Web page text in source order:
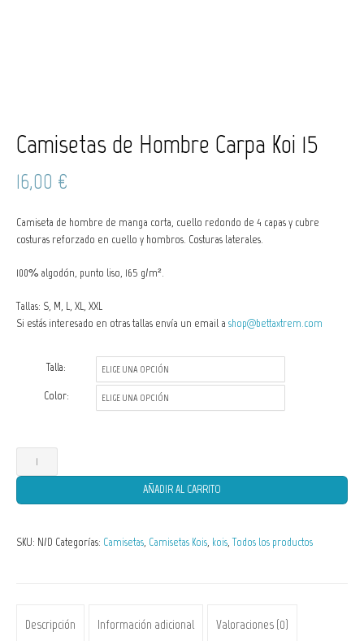
Camisetas de Hombre Carpa Koi 15
16,00 €
Camiseta de hombre de manga corta, cuello redondo de 4 capas y cubre
costuras reforzado en cuello y hombros. Costuras laterales.
100% algodón, punto liso, 165 g/m².
Tallas: S, M, L, XL, XXL
Si estás interesado en otras tallas envía un email a shop@bettaxtrem.com
Talla:
Color:
Camisetas
de
Hombre
Koi
AÑADIR AL CARRITO
SKU: N/D Categorías: Camisetas, Camisetas Kois, kois,Todos los productos
Descripción Información adicional Valoraciones (0)